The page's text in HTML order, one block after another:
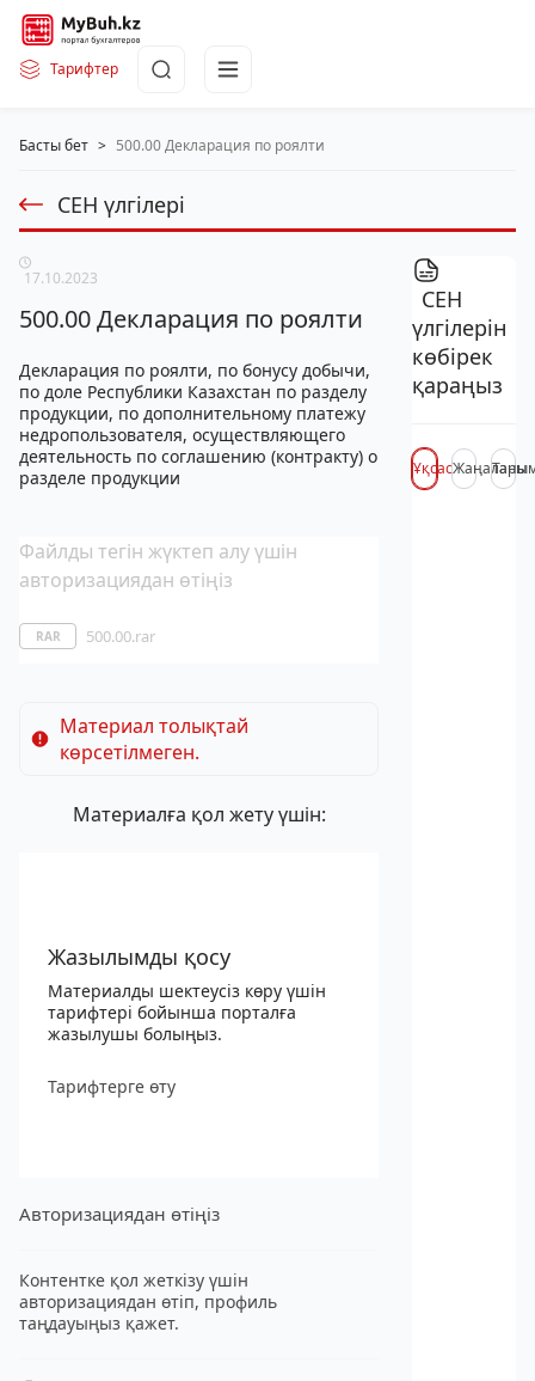
Тарифтер
Басты бет > 500.00 Декларация по роялти
СЕН үлгілері
17.10.2023
500.00 Декларация по роялти
Декларация по роялти, по бонусу добычи,
по доле Республики Казахстан по разделу
продукции, по дополнительному платежу
недропользователя, осуществляющего
деятельность по соглашению (контракту) о
разделе продукции
Файлды тегін жүктеп алу үшін
авторизациядан өтіңіз
RAR 500.00.rar
Материал толықтай
көрсетілмеген.
Материалға қол жету үшін:
Жазылымды қосу
Материалды шектеусіз көру үшін
тарифтері бойынша порталға
жазылушы болыңыз.
Тарифтерге өту
Авторизациядан өтіңіз
Контентке қол жеткізу үшін
авторизациядан өтіп, профиль
таңдауыңыз қажет.
СЕН
үлгілерін
көбірек
қараңыз
ҰқсасЖаңалары